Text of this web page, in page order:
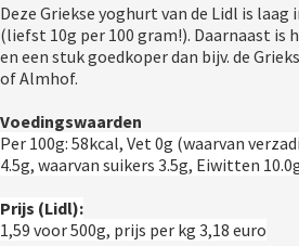
Deze Griekse yoghurt van de Lidl is
(liefst 10g per 100 gram!). Daarnaast is
en een stuk goedkoper dan bijv. de
of Almhof.
Voedingswaarden
Per 100g: 58kcal, Vet 0g (waarvan
4.5g, waarvan suikers 3.5g, Eiwitten
Prijs (Lidl):
1,59 voor 500g, prijs per kg 3,18 euro